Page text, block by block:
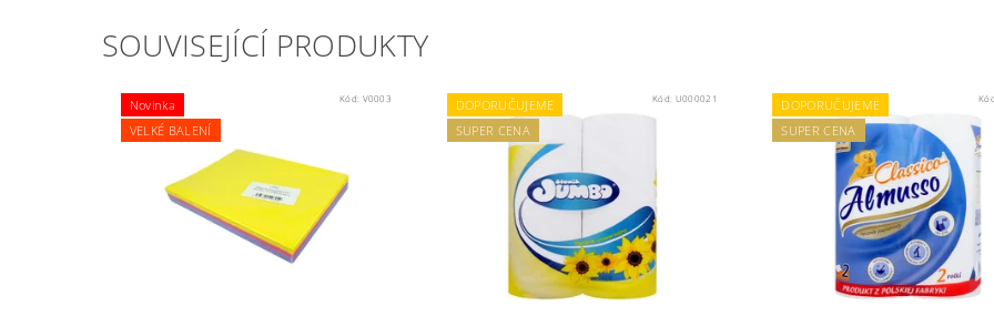
SOUVISEJÍCÍ PRODUKTY
Novinka
VELKÉ BALENÍ
Kód: V0003
DOPORUČUJEME
SUPER CENA
Kód: U000021
DOPORUČUJEME
SUPER CENA